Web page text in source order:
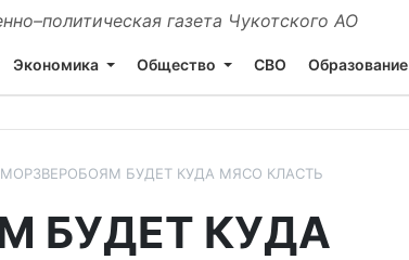
газета Чукотского АО
Экономика Общество СВО Образование
МОРЗВЕРОБОЯМ БУДЕТ КУДА МЯСО КЛАСТЬ
БУДЕТ КУДА